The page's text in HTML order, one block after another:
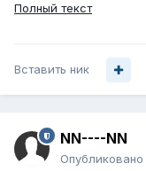
Полный текст
Вставить ник
NN----NN
Опубликовано